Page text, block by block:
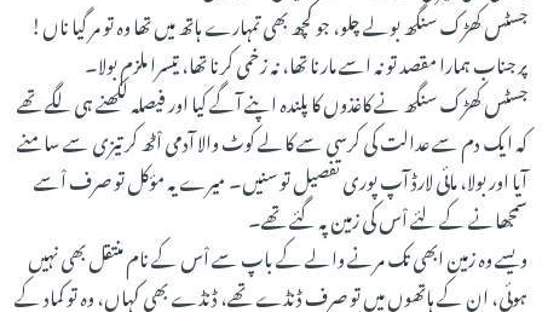
جسٹس کھڑک سنگھ بولے چلو، جو کچھ بھی تمہارے ہاتھ میں تھا وہ تو مر گیا ناں!
پر جناب ہمارا مقصد تو نہ اسے مارنا تھا، نہ زخمی کرنا تھا، تیسرا ملزم بولا۔
جسٹس کھڑک سنگھ نے کاغذوں کا پلندہ اپنے آگے کیا اور فیصلہ لکھنے ہی لگے تھے
کہ ایک دم سے عدالت کی کرسی سے کالے کوٹ والا آدمی اْٹھ کر تیزی سے سامنے
آیا اور بولا، مائی لارڈ آپ پوری تفصیل تو سنیں۔ میرے یہ مؤکل تو صرف اْسے
سمجھانے کے لئے اْس کی زمین پہ گئے تھے۔
ویسے وہ زمین ابھی تک مرنے والے کے باپ سے اْس کے نام منتقل بھی نہیں
ہوئی، ان کے ہاتھوں میں تو صرف ڈنڈے تھے، ڈنڈے بھی کہاں، وہ تو کماد کے